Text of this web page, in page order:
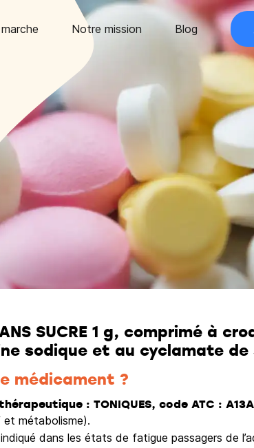
Notre mission Blog
SUCRE 1 g, comprimé à
sodique et au cyclamate de
médicament ?
: TONIQUES, code ATC : A13A
et métabolisme).
dans les états de fatigue passagers de